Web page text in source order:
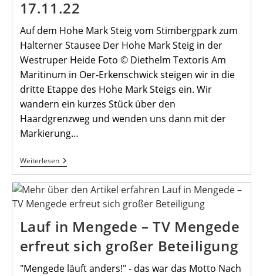
17.11.22
Auf dem Hohe Mark Steig vom Stimbergpark zum
Halterner Stausee Der Hohe Mark Steig in der
Westruper Heide Foto © Diethelm Textoris Am
Maritinum in Oer-Erkenschwick steigen wir in die
dritte Etappe des Hohe Mark Steigs ein. Wir
wandern ein kurzes Stück über den
Haardgrenzweg und wenden uns dann mit der
Markierung…
WeiterlesenNovemberwanderung
2022 –
Terminänderung
Auf
Den
17.11.22
Lauf in Mengede – TV Mengede
erfreut sich großer Beteiligung
"Mengede läuft anders!" - das war das Motto Nach